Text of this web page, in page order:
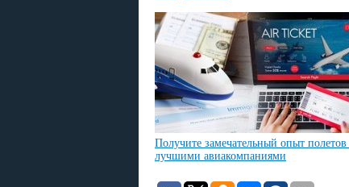
Получите замечательный опыт полетов
лучшими авиакомпаниями